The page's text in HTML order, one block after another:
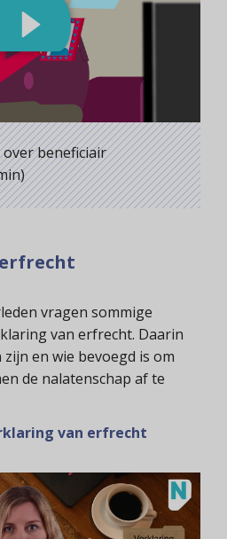
beneficiair
vragen sommige
van erfrecht. Daarin
en wie bevoegd is om
de nalatenschap af te
van erfrecht